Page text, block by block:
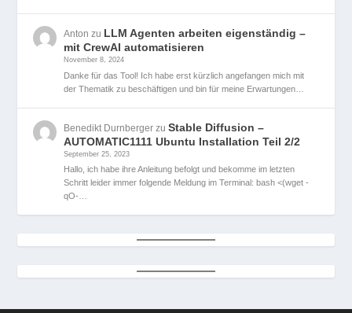
Anton zu LLM Agenten arbeiten eigenständig –
mit CrewAI automatisieren
November 8, 2024
Danke für das Tool! Ich habe erst kürzlich angefangen mich mit
der Thematik zu beschäftigen und bin für meine Erwartungen…
Benedikt Durnberger zuStable Diffusion –
AUTOMATIC1111 Ubuntu Installation Teil 2/2
September 25, 2023
Hallo, ich habe ihre Anleitung befolgt und bekomme im letzten
Schritt leider immer folgende Meldung im Terminal: bash <(wget -
qO-…